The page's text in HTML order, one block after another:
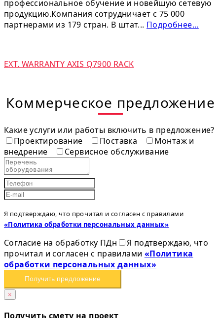
профессиональное обучение и новейшую сетевую
продукцию.Компания сотрудничает с 75 000
партнерами из 179 стран. В штат... Подробнее...
EXT. WARRANTY AXIS Q7900 RACK
Коммерческое предложение
Какие услуги или работы включить в предложение?
Проектирование
Поставка
Монтаж и
внедрение
Сервисное обслуживание
Я подтверждаю, что прочитал и согласен с правилами
«Политика обработки персональных данных»
Согласие на обработку ПДн
Я подтверждаю, что
прочитал и согласен с правилами «Политика
обработки персональных данных»
Получить предложение
×
Получить смету на проект